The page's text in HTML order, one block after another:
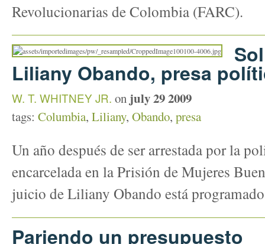
Revolucionarias de Colombia (FARC).
Liliany Obando, presa
W. T. WHITNEY JR. on july 29 2009
tags: Columbia, Liliany, Obando, presa
Un año después de ser arrestada por la
encarcelada en la Prisión de Mujeres
juicio de Liliany Obando está
Pariendo un presupuesto